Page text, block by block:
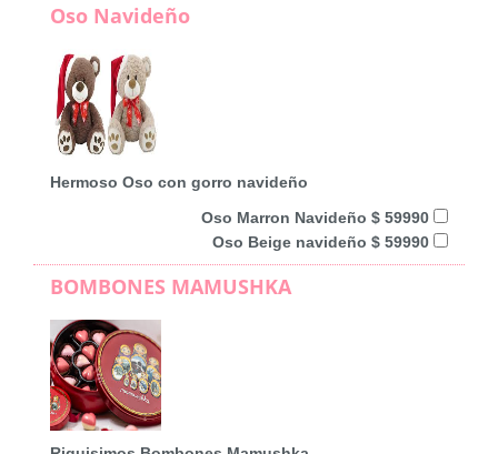
Oso Navideño
Hermoso Oso con gorro navideño
Oso Marron Navideño $ 59990
Oso Beige navideño $ 59990
BOMBONES MAMUSHKA